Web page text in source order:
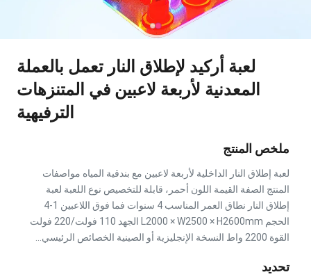
لعبة أركيد لإطلاق النار تعمل بالعملة
المعدنية لأربعة لاعبين في المتنزهات
الترفيهية
ملخص المنتج
لعبة إطلاق النار الداخلية لأربعة لاعبين مع بندقية المياه مواصفات
المنتج الصفة القيمة اللون أحمر، قابلة للتخصيص نوع اللعبة لعبة
إطلاق النار نطاق العمر المناسب 4 سنوات فما فوق اللاعبين 1-4
الحجم L2000 × W2500 × H2600mm الجهد 110 فولت/220 فولت
القوة 2200 واط النسخة الإنجليزية أو الصينية الخصائص الرئيسي...
تحديد